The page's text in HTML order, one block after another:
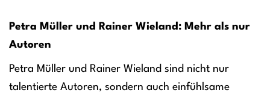
Petra Müller und Rainer Wieland: Mehr als nur
Autoren
Petra Müller und Rainer Wieland sind nicht nur
talentierte Autoren, sondern auch einfühlsame